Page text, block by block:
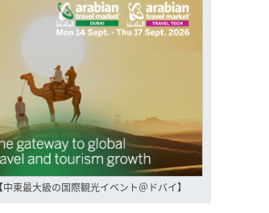
【中東最大級の国際観光イベント＠ドバイ】